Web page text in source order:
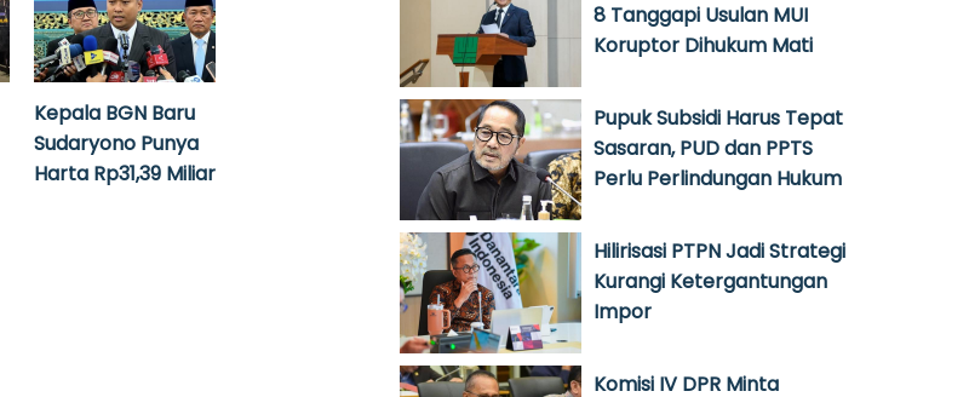
Kepala BGN Baru
Sudaryono Punya
Harta Rp31,39 Miliar
8 Tanggapi Usulan MUI
Koruptor Dihukum Mati
Pupuk Subsidi Harus Tepat
Sasaran, PUD dan PPTS
Perlu Perlindungan Hukum
Hilirisasi PTPN Jadi Strategi
Kurangi Ketergantungan
Impor
Komisi IV DPR Minta